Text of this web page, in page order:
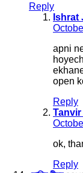
Reply
Ishrat
apni
open
Reply
Tanvir
ok,
Reply